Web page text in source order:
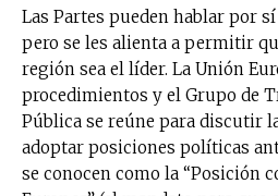
Las Partes pueden hablar por sí
pero se les alienta a permitir
región sea el líder. La Unión
procedimientos y el Grupo de
Pública se reúne para discutir
adoptar posiciones políticas
se conocen como la “Posición